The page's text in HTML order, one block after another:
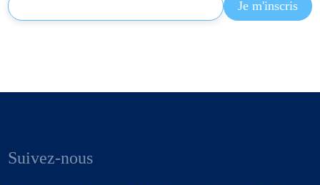
Suivez-nous